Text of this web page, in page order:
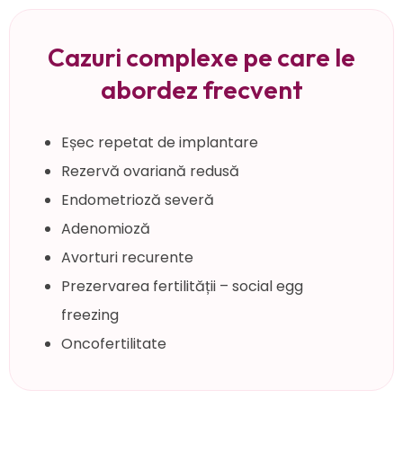
Cazuri complexe pe care le
abordez frecvent
Eșec repetat de implantare
Rezervă ovariană redusă
Endometrioză severă
Adenomioză
Avorturi recurente
Prezervarea fertilității – social egg
freezing
Oncofertilitate